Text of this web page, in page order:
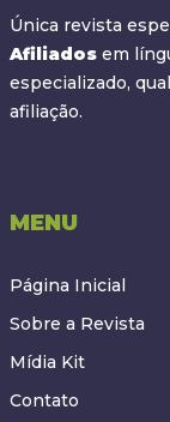
Única revista
Afiliados em
especializado,
afiliação.
MENU
Página Inicial
Sobre a Revista
Mídia Kit
Contato